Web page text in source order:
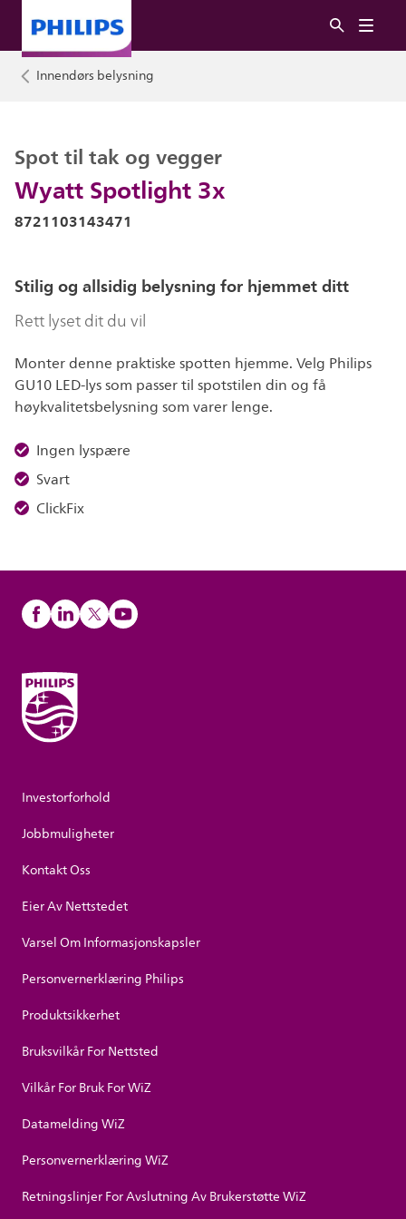
Innendørs belysning
Wyatt Spotlight 3x
Spot til tak og vegger
8721103143471
Stilig og allsidig belysning for hjemmet ditt
Rett lyset dit du vil
Monter denne praktiske spotten hjemme. Velg Philips
GU10 LED-lys som passer til spotstilen din og få
høykvalitetsbelysning som varer lenge.
Ingen lyspære
Svart
ClickFix
Investorforhold
Jobbmuligheter
Kontakt Oss
Eier Av Nettstedet
Varsel Om Informasjonskapsler
Personvernerklæring Philips
Produktsikkerhet
Bruksvilkår For Nettsted
Vilkår For Bruk For WiZ
Datamelding WiZ
Personvernerklæring WiZ
Retningslinjer For Avslutning Av Brukerstøtte WiZ